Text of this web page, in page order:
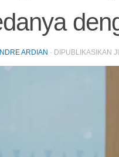
ARDIAN · DIPUBLIKASIKAN